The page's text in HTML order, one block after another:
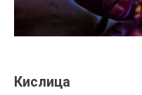
Кислица